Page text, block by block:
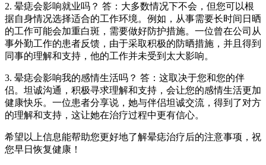
2. 晕痣会影响就业吗？ 答：大多数情况下不会，但您可以根
据自身情况选择适合的工作环境。例如，从事需要长时间日晒
的工作可能会加重白斑，需要做好防护措施。一位曾在公司从
事外勤工作的患者反馈，由于采取积极的防晒措施，并且得到
同事的理解和支持，他的工作并未受到太大影响。
3. 晕痣会影响我的感情生活吗？ 答：这取决于您和您的伴
侣。坦诚沟通，积极寻求理解和支持，会让您的感情生活更加
健康快乐。一位患者分享说，她与伴侣坦诚交流，得到了对方
的理解和支持，这让她在治疗过程中更有信心。
希望以上信息能帮助您更好地了解晕痣治疗后的注意事项，祝
您早日恢复健康！